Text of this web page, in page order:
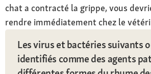
chat a contracté la grippe, vous
rendre immédiatement chez le
Les virus et bactéries suivants
identifiés comme des agents